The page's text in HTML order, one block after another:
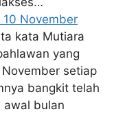
November
kata Mutiara
yang
setiap
bangkit telah
awal bulan